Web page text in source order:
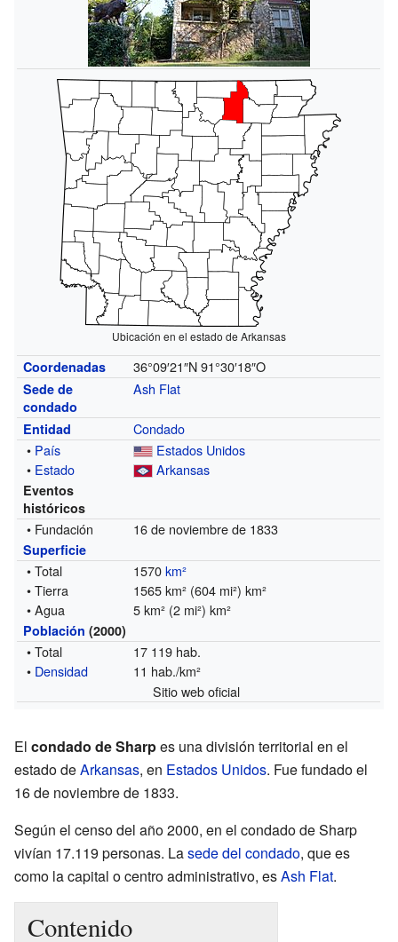
Ubicación en el estado de Arkansas
Coordenadas 36°09′21″N 91°30′18″O
Sede de
condado
Ash Flat
Entidad
Condado
• País
Estados Unidos
• Estado Arkansas
Eventos
históricos
• Fundación 16 de noviembre de 1833
Superficie
• Total 1570km²
• Tierra
1565 km² (604 mi²) km²
• Agua
5 km² (2 mi²) km²
Población (2000)
• Total
17 119 hab.
• Densidad
11 hab./km²
Sitio web oficial
El condado de Sharpes una división territorial en el
estado deArkansas, en Estados Unidos. Fue fundado el
16 de noviembre de 1833.
Según el censo del año 2000, en el condado de Sharp
vivían 17.119 personas. Lasede del condado, que es
como la capital o centro administrativo, esAsh Flat.
Contenido